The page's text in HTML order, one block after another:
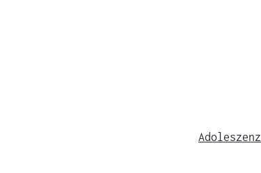
Adoleszenz